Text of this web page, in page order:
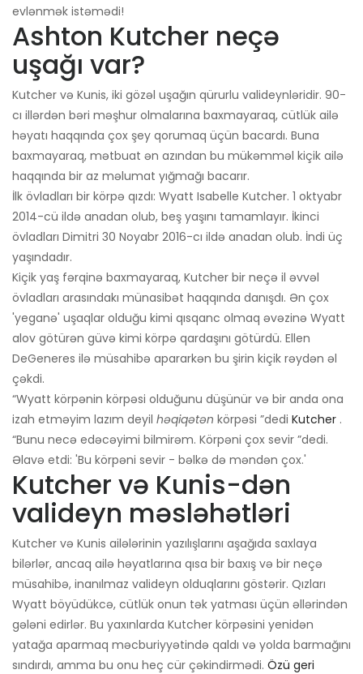
evlənmək istəmədi!
Ashton Kutcher neçə
uşağı var?
Kutcher və Kunis, iki gözəl uşağın qürurlu valideynləridir. 90-
cı illərdən bəri məşhur olmalarına baxmayaraq, cütlük ailə
həyatı haqqında çox şey qorumaq üçün bacardı. Buna
baxmayaraq, mətbuat ən azından bu mükəmməl kiçik ailə
haqqında bir az məlumat yığmağı bacarır.
İlk övladları bir körpə qızdı: Wyatt Isabelle Kutcher. 1 oktyabr
2014-cü ildə anadan olub, beş yaşını tamamlayır. İkinci
övladları Dimitri 30 Noyabr 2016-cı ildə anadan olub. İndi üç
yaşındadır.
Kiçik yaş fərqinə baxmayaraq, Kutcher bir neçə il əvvəl
övladları arasındakı münasibət haqqında danışdı. Ən çox
'yeganə' uşaqlar olduğu kimi qısqanc olmaq əvəzinə Wyatt
alov götürən güvə kimi körpə qardaşını götürdü. Ellen
DeGeneres ilə müsahibə apararkən bu şirin kiçik rəydən əl
çəkdi.
“Wyatt körpənin körpəsi olduğunu düşünür və bir anda ona
izah etməyim lazım deyil həqiqətən körpəsi ”dedi Kutcher .
“Bunu necə edəcəyimi bilmirəm. Körpəni çox sevir ”dedi.
Əlavə etdi: 'Bu körpəni sevir - bəlkə də məndən çox.'
Kutcher və Kunis-dən
valideyn məsləhətləri
Kutcher və Kunis ailələrinin yazılışlarını aşağıda saxlaya
bilərlər, ancaq ailə həyatlarına qısa bir baxış və bir neçə
müsahibə, inanılmaz valideyn olduqlarını göstərir. Qızları
Wyatt böyüdükcə, cütlük onun tək yatması üçün əllərindən
gələni edirlər. Bu yaxınlarda Kutcher körpəsini yenidən
yatağa aparmaq məcburiyyətində qaldı və yolda barmağını
sındırdı, amma bu onu heç cür çəkindirmədi. Özü geri